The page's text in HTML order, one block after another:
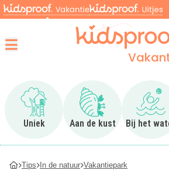
Uniek
Ga naar Uniek
Aan de kust
Ga naar Aan de
Bij het
Ga
Tips In de natuur Vakantiepark